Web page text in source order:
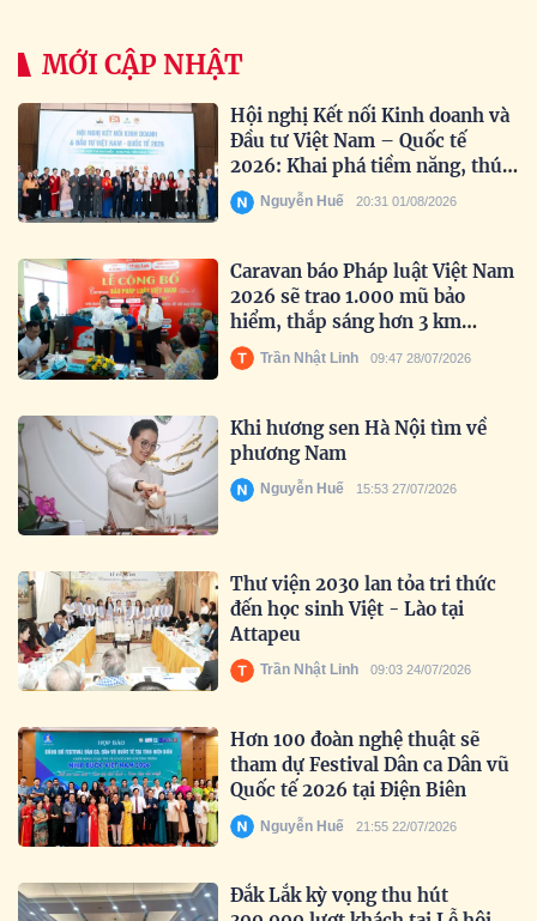
MỚI CẬP NHẬT
Hội nghị Kết nối Kinh doanh và
Đầu tư Việt Nam – Quốc tế
2026: Khai phá tiềm năng, thúc
đẩy hợp tác toàn cầu
Nguyễn Huế 20:31 01/08/2026
Caravan báo Pháp luật Việt Nam
2026 sẽ trao 1.000 mũ bảo
hiểm, thắp sáng hơn 3 km
đường biên
Trần Nhật Linh 09:47 28/07/2026
Khi hương sen Hà Nội tìm về
phương Nam
Nguyễn Huế 15:53 27/07/2026
Thư viện 2030 lan tỏa tri thức
đến học sinh Việt - Lào tại
Attapeu
Trần Nhật Linh 09:03 24/07/2026
Hơn 100 đoàn nghệ thuật sẽ
tham dự Festival Dân ca Dân vũ
Quốc tế 2026 tại Điện Biên
Nguyễn Huế 21:55 22/07/2026
Đắk Lắk kỳ vọng thu hút